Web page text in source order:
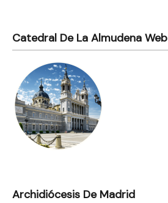
Catedral De La Almudena Web
Archidiócesis De Madrid